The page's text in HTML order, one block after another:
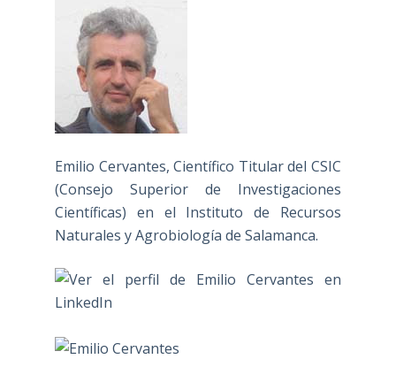
Emilio Cervantes, Científico Titular del CSIC
(Consejo Superior de Investigaciones
Científicas) en el Instituto de Recursos
Naturales y Agrobiología de Salamanca.